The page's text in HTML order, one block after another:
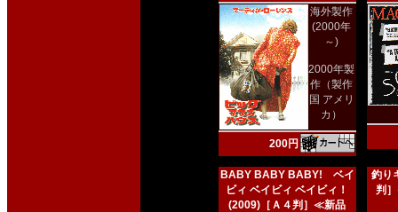
海外製作
(2000年
～)
2000年製
作（製作
国 アメリ
カ）
200円
BABY BABY BABY! ベイ
ビィ ベイビィ ベイビィ！
(2009)［Ａ４判］≪新品
釣り
判